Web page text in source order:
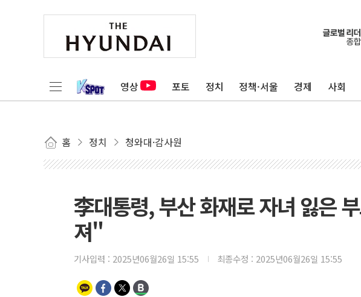
영상 포토 정치 정책·서울 경제 사회
홈 정치 청와대·감사원
李대통령, 부산 화재로 자녀 잃은
져"
기사입력 : 2025년06월26일 15:55 최종수정 : 2025년06월26일 15:55